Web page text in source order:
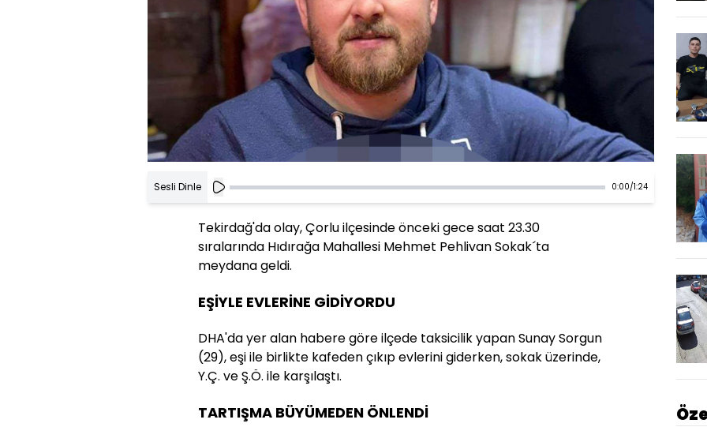
Sesli Dinle 0:00/1:24
Tekirdağ'da olay, Çorlu ilçesinde önceki gece saat 23.30
sıralarında Hıdırağa Mahallesi Mehmet Pehlivan Sokak´ta
meydana geldi.
EŞİYLE EVLERİNE GİDİYORDU
DHA'da yer alan habere göre ilçede taksicilik yapan Sunay Sorgun
(29), eşi ile birlikte kafeden çıkıp evlerini giderken, sokak üzerinde,
Y.Ç. ve Ş.Ö. ile karşılaştı.
TARTIŞMA BÜYÜMEDEN ÖNLENDİ